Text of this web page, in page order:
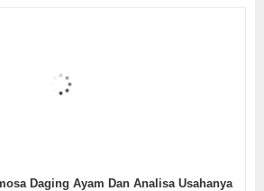
Daging Ayam Dan Analisa Usahanya